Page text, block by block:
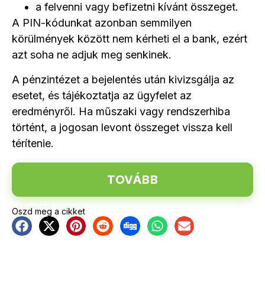
a felvenni vagy befizetni kívánt összeget.
A PIN-kódunkat azonban semmilyen
körülmények között nem kérheti el a bank, ezért
azt soha ne adjuk meg senkinek.
A pénzintézet a bejelentés után kivizsgálja az
esetet, és tájékoztatja az ügyfelet az
eredményről. Ha műszaki vagy rendszerhiba
történt, a jogosan levont összeget vissza kell
térítenie.
TOVÁBB
Oszd meg a cikket